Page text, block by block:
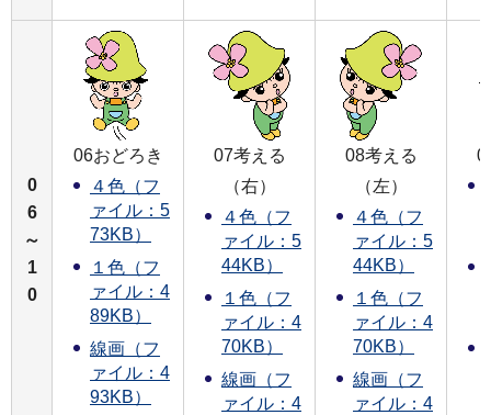
0
6
～
1
0
06おどろき
４色（フ
ァイル：5
73KB）
１色（フ
ァイル：4
89KB）
線画（フ
ァイル：4
93KB）
07考える
（右）
４色（フ
ァイル：5
44KB）
１色（フ
ァイル：4
70KB）
線画（フ
ァイル：4
08考える
（左）
４色（フ
ァイル：5
44KB）
１色（フ
ァイル：4
70KB）
線画（フ
ァイル：4